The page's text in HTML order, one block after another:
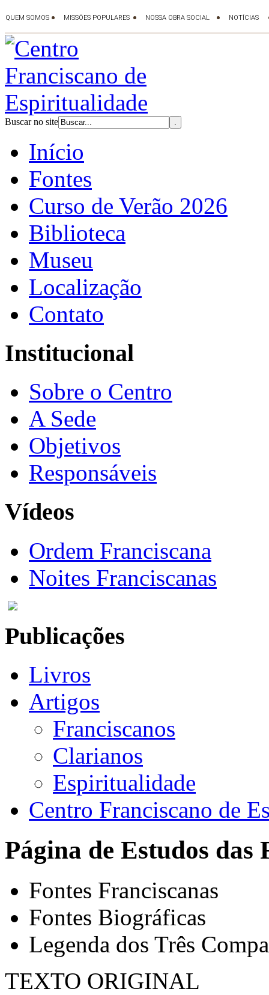
Buscar no site
Início
Fontes
Curso de Verão 2026
Biblioteca
Museu
Localização
Contato
Institucional
Sobre o Centro
A Sede
Objetivos
Responsáveis
Vídeos
Ordem Franciscana
Noites Franciscanas
Publicações
Livros
Artigos
Franciscanos
Clarianos
Espiritualidade
Centro Franciscano de
Página de Estudos das
Fontes Franciscanas
Fontes Biográficas
Legenda dos Três
TEXTO ORIGINAL